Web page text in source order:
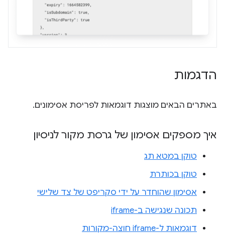
הדגמות
באתרים הבאים מוצגות דוגמאות לפריסת אסימונים.
איך מספקים אסימון של גרסת מקור לניסיון
טוקן במטא תג
טוקן בכותרת
אסימון שהוחדר על ידי סקריפט של צד שלישי
תכונה שנגישה ב-iframe
דוגמאות ל-iframe חוצה-מקורות